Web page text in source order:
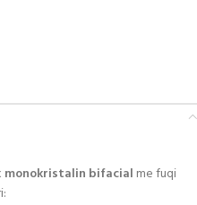
monokristalin bifacial me fuqi